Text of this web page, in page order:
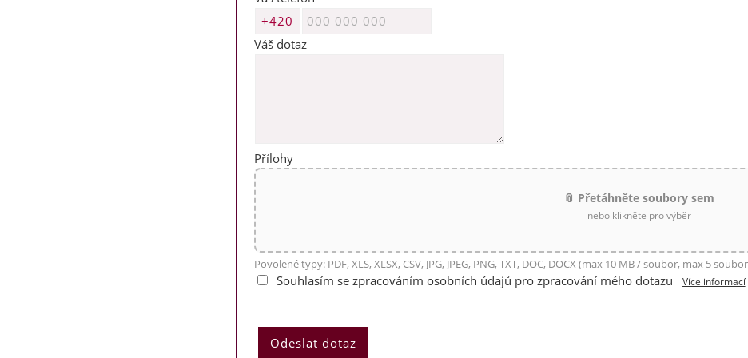
Váš dotaz
Přílohy
📎 Přetáhněte soubory sem
nebo klikněte pro výběr
Povolené typy: PDF, XLS, XLSX, CSV, JPG, JPEG, PNG, TXT, DOC, DOCX (max 10 MB / soubor, max 5
Souhlasím se zpracováním osobních údajů pro zpracování mého dotazu Více informací